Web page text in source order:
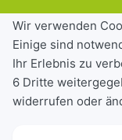
Tickets & Tarife
Deutschlandticket
Schülerkarte
Einzeltickets
Abonnements
Wir verwenden
Einige sind
Ihr Erlebnis zu
6 Dritte
widerrufen oder